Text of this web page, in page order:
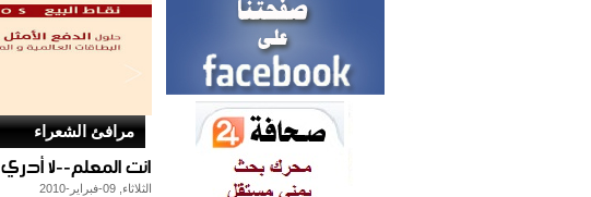
مرافئ الشعراء
انت المعلم--لا أدري
الثلاثاء, 09-فبراير-2010